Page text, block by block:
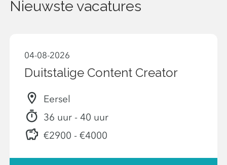
Nieuwste vacatures
04-08-2026
Duitstalige Content Creator
Eersel
36 uur - 40 uur
€2900 - €4000